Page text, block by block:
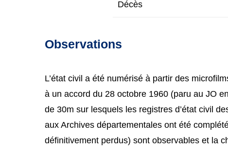
Décès
Observations
L’état civil a été numérisé à partir des
à un accord du 28 octobre 1960 (paru au JO
de 30m sur lesquels les registres d’état civil
aux Archives départementales ont été
définitivement perdus) sont observables et la